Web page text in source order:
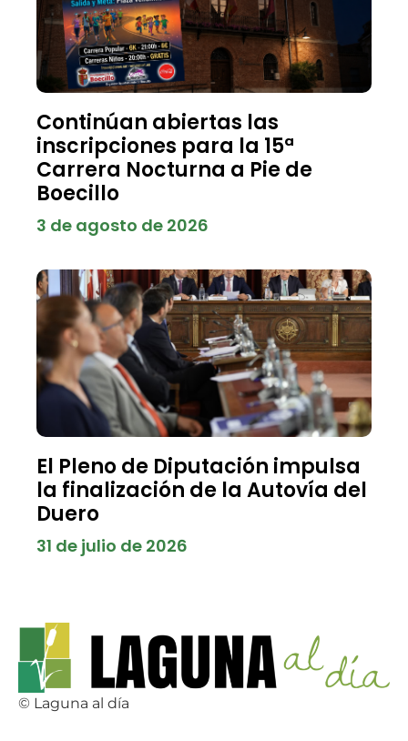
Continúan abiertas las
inscripciones para la 15ª
Carrera Nocturna a Pie de
Boecillo
3 de agosto de 2026
El Pleno de Diputación impulsa
la finalización de la Autovía del
Duero
31 de julio de 2026
© Laguna al día